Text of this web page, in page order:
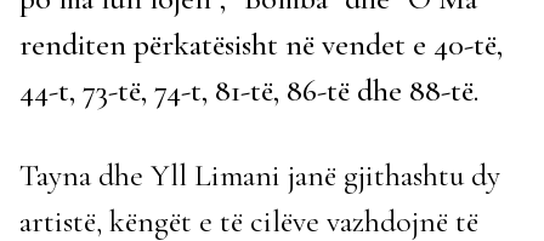
renditen përkatësisht në vendet e 40-të,
44-t, 73-të, 74-t, 81-të, 86-të dhe 88-të.
Tayna dhe Yll Limani janë gjithashtu dy
artistë, këngët e të cilëve vazhdojnë të